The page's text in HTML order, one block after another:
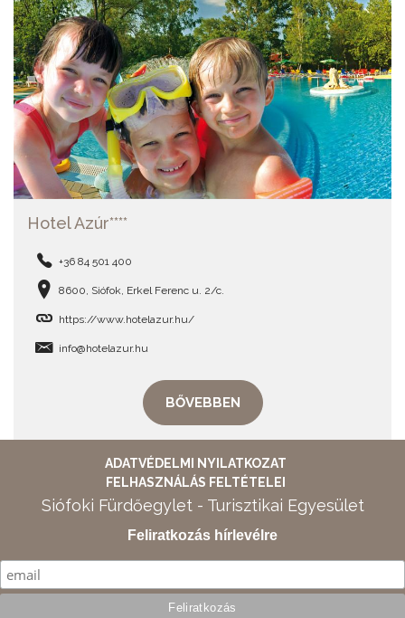
Hotel Azúr****
+36 84 501 400
8600, Siófok, Erkel Ferenc u. 2/c.
https://www.hotelazur.hu/
info@hotelazur.hu
BŐVEBBEN
ADATVÉDELMI NYILATKOZAT
FELHASZNÁLÁS FELTÉTELEI
Siófoki Fürdőegylet - Turisztikai Egyesület
Feliratkozás hírlevélre